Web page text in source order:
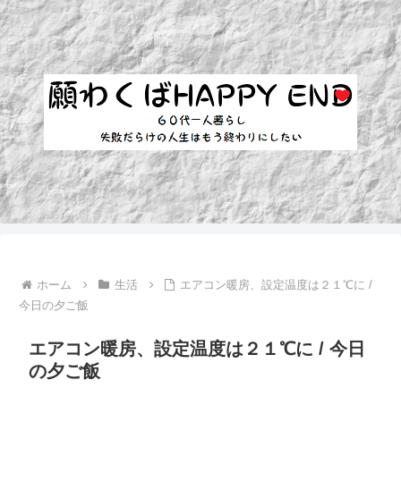
ホーム 生活
エアコン暖房、設定温度は２１℃に /
今日の夕ご飯
エアコン暖房、設定温度は２１℃に / 今日
の夕ご飯